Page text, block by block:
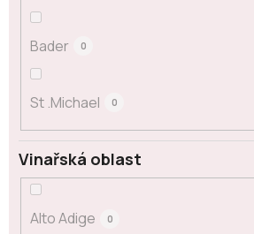
Bader 0
St .Michael 0
Vinařská oblast
Alto Adige 0